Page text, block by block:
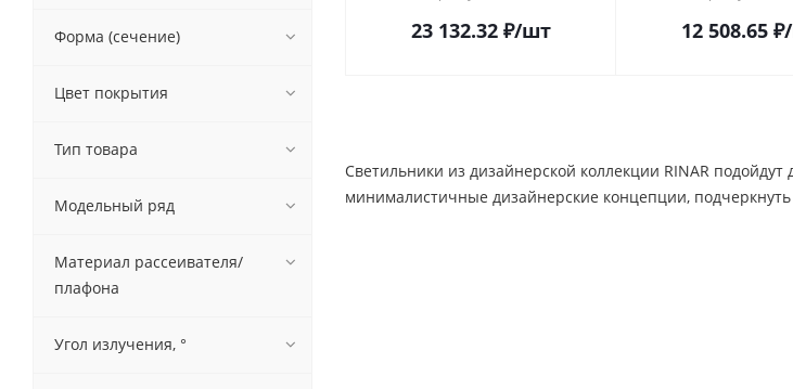
23 132.32 ₽/шт 12 508.65 ₽
Светильники из дизайнерской коллекции RINAR
минималистичные дизайнерские концепции,
Форма (сечение)
Цвет покрытия
Тип товара
Модельный ряд
Материал рассеивателя/
плафона
Угол излучения, °